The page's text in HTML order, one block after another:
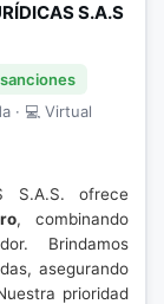
S.A.S
· 💻 Virtual
S.A.S. ofrece
, combinando
Brindamos
asegurando
prioridad